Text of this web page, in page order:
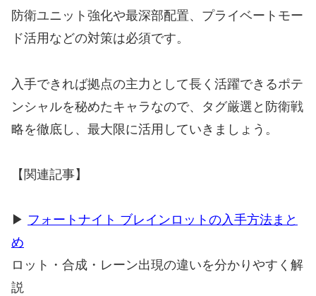
防衛ユニット強化や最深部配置、プライベートモー
ド活用などの対策は必須です。
入手できれば拠点の主力として長く活躍できるポテ
ンシャルを秘めたキャラなので、タグ厳選と防衛戦
略を徹底し、最大限に活用していきましょう。
【関連記事】
▶ フォートナイト ブレインロットの入手方法まと
め
ロット・合成・レーン出現の違いを分かりやすく解
説